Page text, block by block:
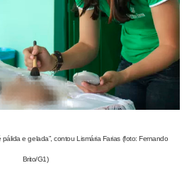
e gelada”, contou Lismária Farias (foto: Fernando
Brito/G1)